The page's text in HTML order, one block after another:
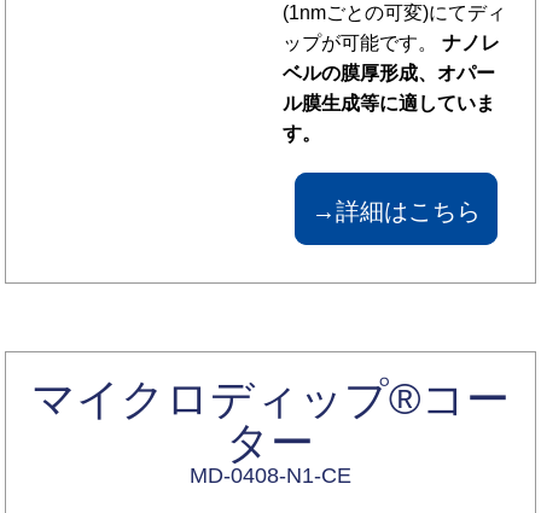
(1nmごとの可変)にてディ
ップが可能です。ナノレ
ベルの膜厚形成、オパー
ル膜生成等に適していま
す。
→詳細はこちら
マイクロディップ®コー
ター
MD-0408-N1-CE